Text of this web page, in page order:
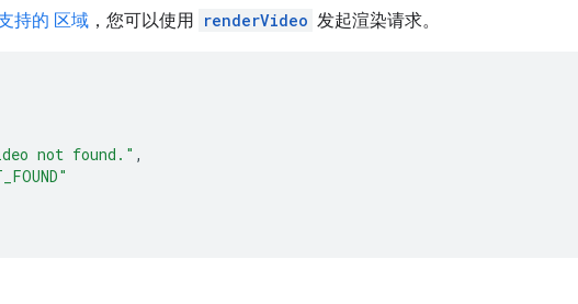
持的 区域 ，您可以使用 renderVideo 发起渲染请求。
not found." ,